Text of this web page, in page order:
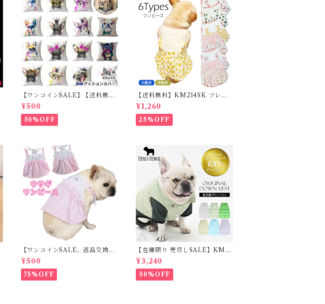
【ワンコインSALE】【送料無
料】KM503G クッションカバー
フレンチブルドッグ クリーム フ
レブル
¥500
50%OFF
【送料無料】KM214SK フレブ
ル 女の子 スカート ワンピース夏
フリル 犬服 ドックウェア
¥1,260
25%OFF
【ワンコインSALE、返品交換不
可】KM171SK フレンチブルドッ
¥500
75%OFF
【在庫限り 売尽しSALE】KM9
52Tダウンベスト 100%ダウン・
フェザー 犬 犬服 ダウン ジャケッ
ト ベスト フレンチブルドッグ 冬
服 極暖 暖かい 可愛い 寒さ対策
¥3,240
50%OFF